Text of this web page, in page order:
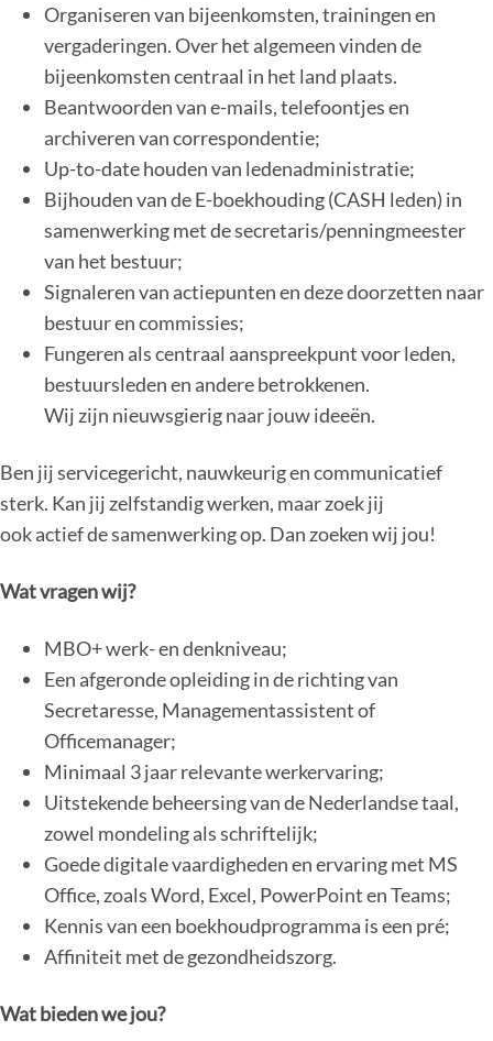
Organiseren van bijeenkomsten, trainingen en
vergaderingen. Over het algemeen vinden de
bijeenkomsten centraal in het land plaats.
Beantwoorden van e-mails, telefoontjes en
archiveren van correspondentie;
Up-to-date houden van ledenadministratie;
Bijhouden van de E-boekhouding (CASH leden) in
samenwerking met de secretaris/penningmeester
van het bestuur;
Signaleren van actiepunten en deze doorzetten naar
bestuur en commissies;
Fungeren als centraal aanspreekpunt voor leden,
bestuursleden en andere betrokkenen.
Wij zijn nieuwsgierig naar jouw ideeën.
Ben jij servicegericht, nauwkeurig en communicatief
sterk. Kan jij zelfstandig werken, maar zoek jij
ook actief de samenwerking op. Dan zoeken wij jou!
Wat vragen wij?
MBO+ werk- en denkniveau;
Een afgeronde opleiding in de richting van
Secretaresse, Managementassistent of
Officemanager;
Minimaal 3 jaar relevante werkervaring;
Uitstekende beheersing van de Nederlandse taal,
zowel mondeling als schriftelijk;
Goede digitale vaardigheden en ervaring met MS
Office, zoals Word, Excel, PowerPoint en Teams;
Kennis van een boekhoudprogramma is een pré;
Affiniteit met de gezondheidszorg.
Wat bieden we jou?